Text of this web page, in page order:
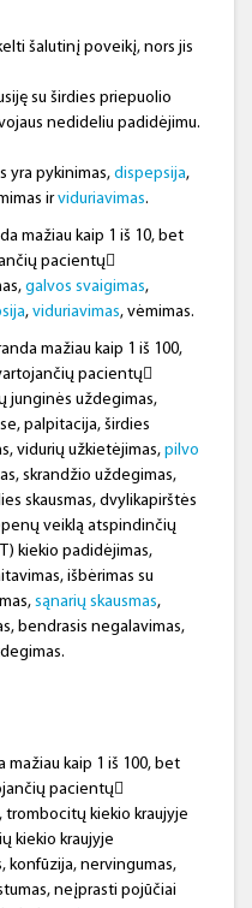
šalutinį poveikį, nors jis
su širdies priepuolio
nedideliu padidėjimu.
yra pykinimas, dispepsija,
irviduriavimas.
mažiau kaip 1 iš 10, bet
pacientų
galvos svaigimas,
, viduriavimas, vėmimas.
mažiau kaip 1 iš 100,
pacientų
junginės uždegimas,
palpitacija, širdies
vidurių užkietėjimas, pilvo
skrandžio uždegimas,
skausmas, dvylikapirštės
veiklą atspindinčių
kiekio padidėjimas,
išbėrimas su
sąnarių skausmas,
bendrasis negalavimas,
mažiau kaip 1 iš 100, bet
pacientų
trombocitų kiekio kraujyje
kiekio kraujyje
konfūzija, nervingumas,
neįprasti pojūčiai